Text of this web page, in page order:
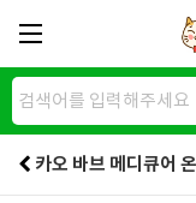
카오 바브 메디큐어